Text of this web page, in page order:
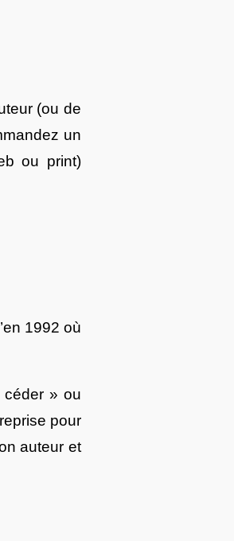
(ou de
un
ou print)
1992 où
céder » ou
pour
auteur et